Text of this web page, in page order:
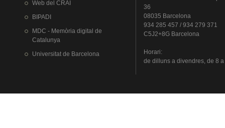
Web del CRAI
BIPADI
MDC - Memòria digital de
Catalunya
Universitat de Barcelona
36
08035 Barcelona
934 285 457 / 934 279 371
C5J2+8G Barcelona
Horari:
de dillunsa divendres, de 8